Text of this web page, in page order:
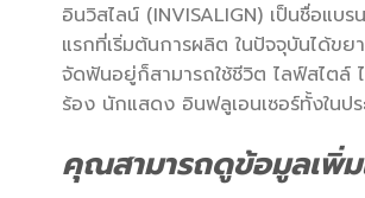
อินวิสไลน์ (INVISALIGN) เป็นชื่อแ
แรกที่เริ่มต้นการผลิต ในปัจจุบันได้ข
จัดฟันอยู่ก็สามารถใช้ชีวิต ไลฟ์สไตล์
ร้อง นักแสดง อินฟลูเอนเซอร์ทั้งในปร
คุณสามารถดูข้อมูลเพิ่